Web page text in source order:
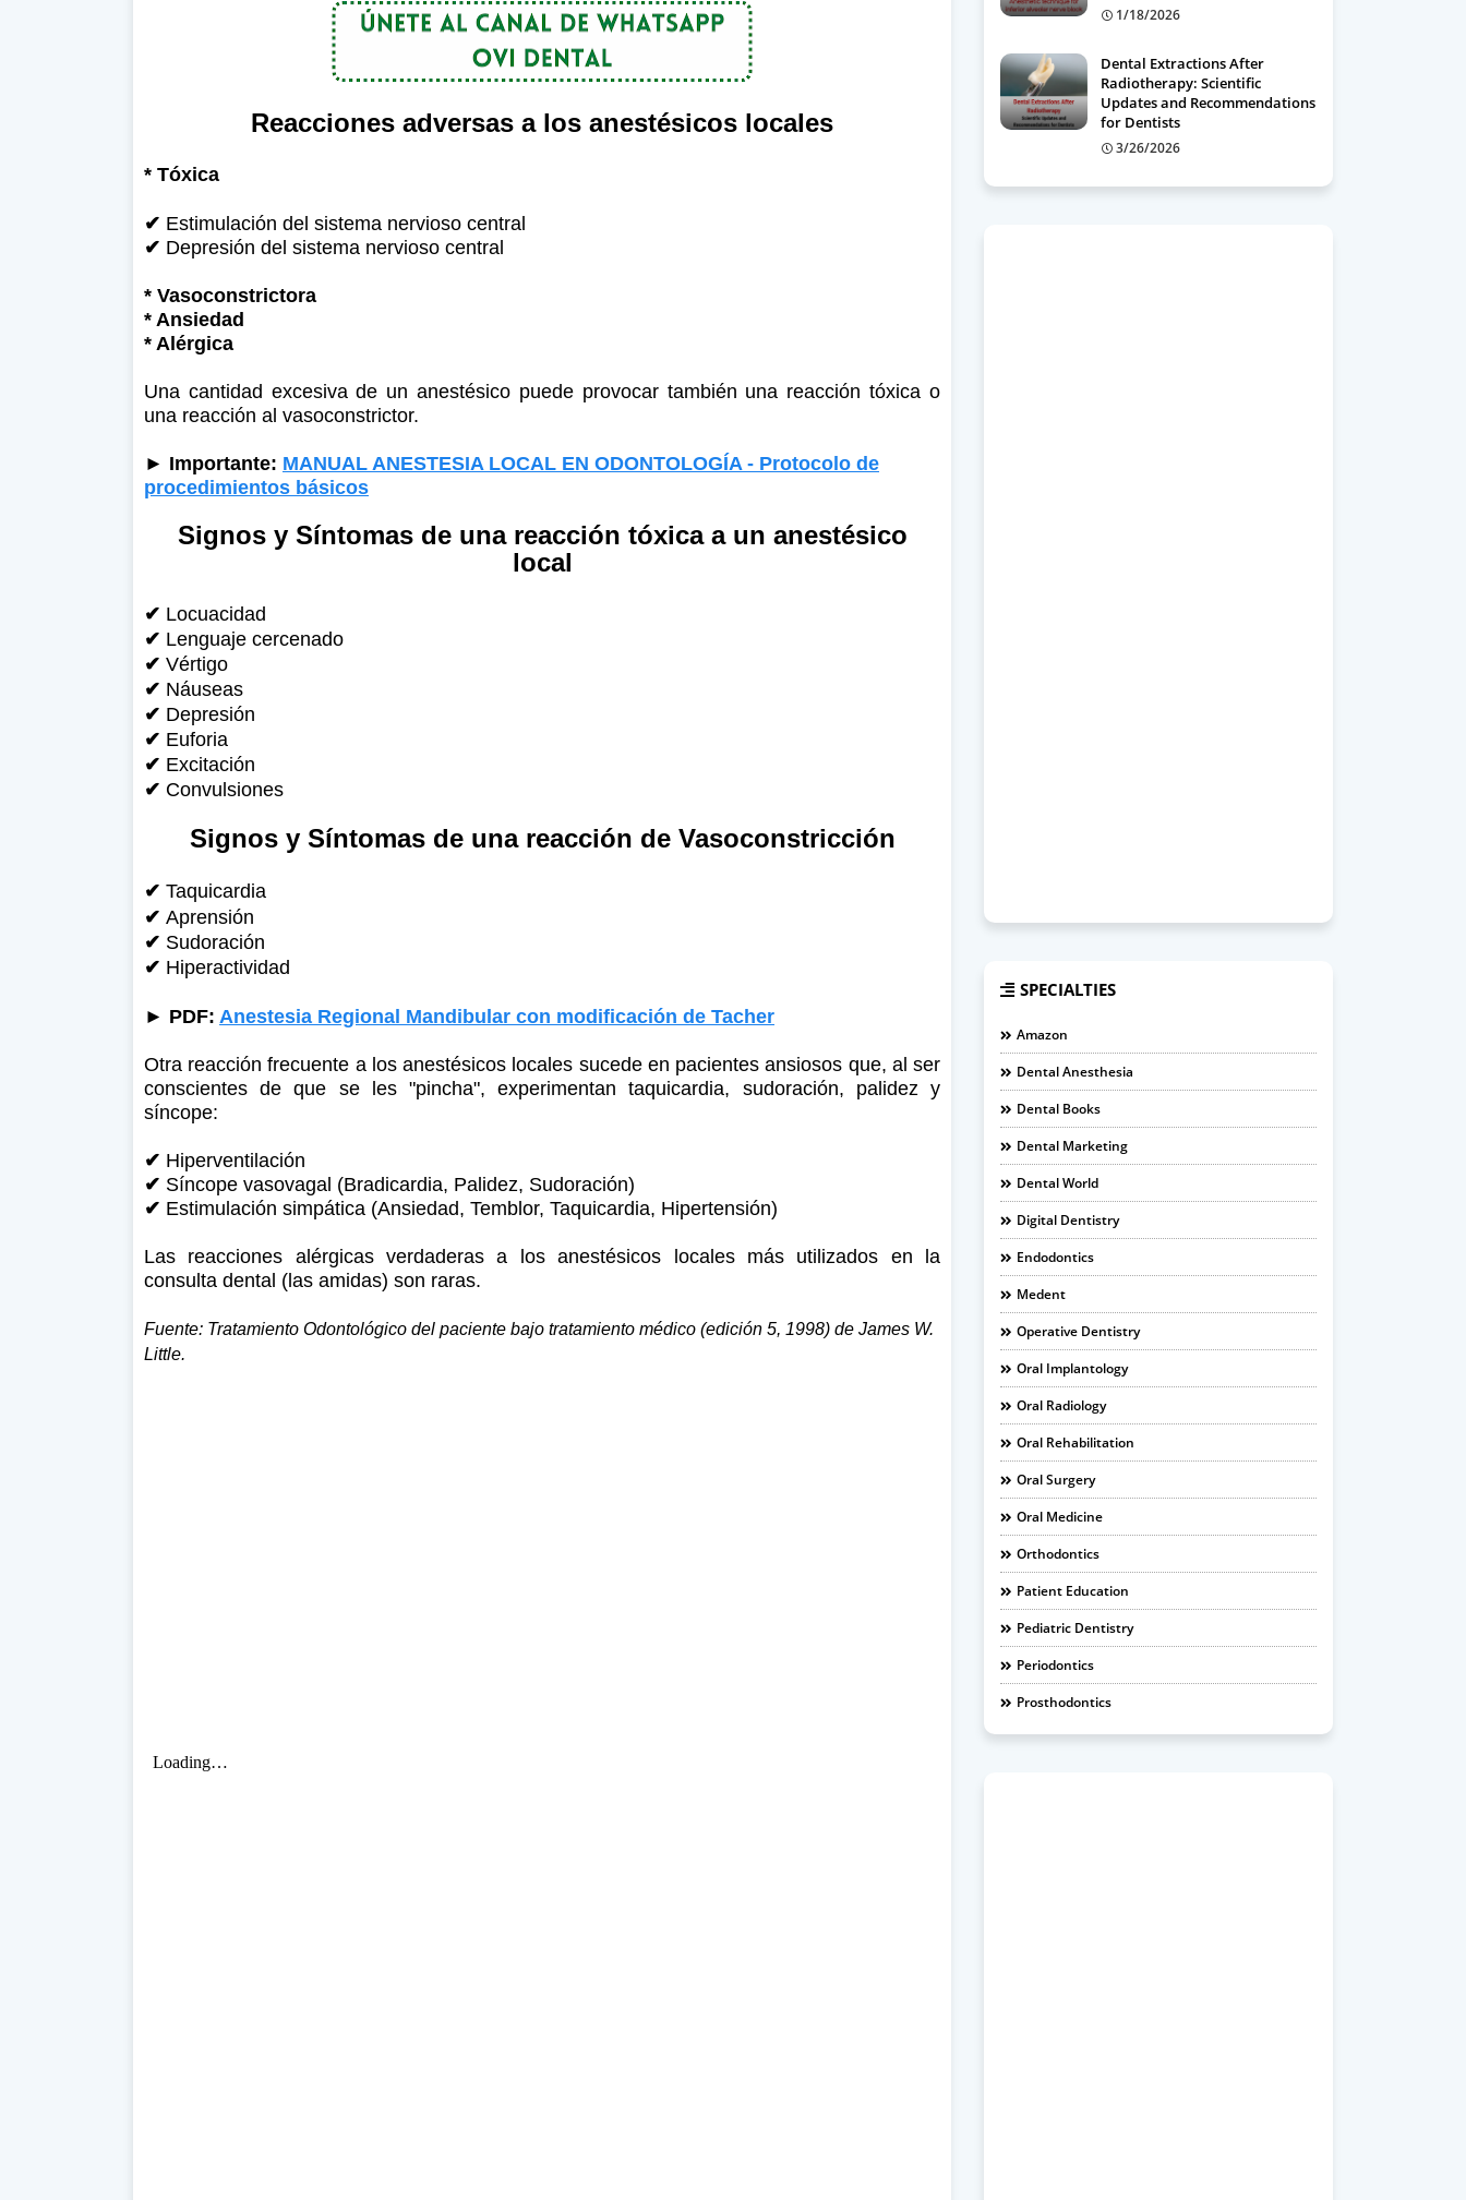
Reacciones adversas a los anestésicos locales
* Tóxica
✔ Estimulación del sistema nervioso central
✔ Depresión del sistema nervioso central
* Vasoconstrictora
* Ansiedad
* Alérgica
Una cantidad excesiva de un anestésico puede provocar también una reacción tóxica o
una reacción al vasoconstrictor.
► Importante: MANUAL ANESTESIA LOCAL EN ODONTOLOGÍA - Protocolo de
procedimientos básicos
Signos y Síntomas de una reacción tóxica a un anestésico
local
✔ Locuacidad
✔ Lenguaje cercenado
✔ Vértigo
✔ Náuseas
✔ Depresión
✔ Euforia
✔ Excitación
✔ Convulsiones
Signos y Síntomas de una reacción de Vasoconstricción
✔ Taquicardia
✔ Aprensión
✔ Sudoración
✔ Hiperactividad
► PDF: Anestesia Regional Mandibular con modificación de Tacher
Otra reacción frecuente a los anestésicos locales sucede en pacientes ansiosos que, al ser
conscientes de que se les "pincha", experimentan taquicardia, sudoración, palidez y
síncope:
✔ Hiperventilación
✔ Síncope vasovagal (Bradicardia, Palidez, Sudoración)
✔ Estimulación simpática (Ansiedad, Temblor, Taquicardia, Hipertensión)
Las reacciones alérgicas verdaderas a los anestésicos locales más utilizados en la
consulta dental (las amidas) son raras.
Fuente: Tratamiento Odontológico del paciente bajo tratamiento médico (edición 5, 1998) de James W.
Little.
1/18/2026
Dental Extractions After
Radiotherapy: Scientific
Updates and Recommendations
for Dentists
3/26/2026
SPECIALTIES
Amazon
Dental Anesthesia
Dental Books
Dental Marketing
Dental World
Digital Dentistry
Endodontics
Medent
Operative Dentistry
Oral Implantology
Oral Radiology
Oral Rehabilitation
Oral Surgery
Oral Medicine
Orthodontics
Patient Education
Pediatric Dentistry
Periodontics
Prosthodontics